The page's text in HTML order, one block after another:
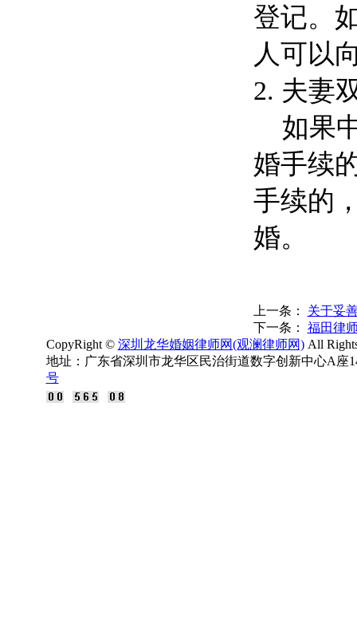
登记。
人可以
2. 夫妻
如果
婚手续
手续的
婚。
上一条： 关于妥
下一条： 福田律
CopyRight © 深圳龙华婚姻律师网(观澜律师网)All
地址：广东省深圳市龙华区民治街道数字创新中心A
号